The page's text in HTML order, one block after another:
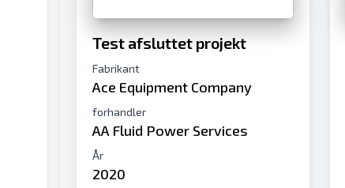
Test afsluttet projekt
Fabrikant
Ace Equipment Company
forhandler
AA Fluid Power Services
År
2020